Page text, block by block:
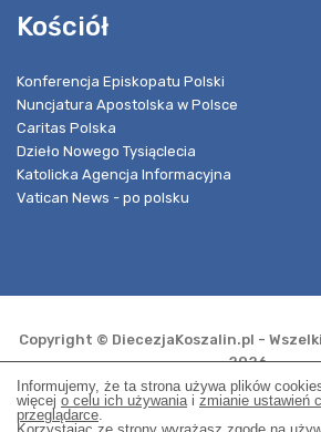
Kościół
Konferencja Episkopatu Polski
Nuncjatura Apostolska w Polsce
Caritas Polska
Dzieło Nowego Tysiąclecia
Katolicka Agencja Informacyjna
Vatican News - po polsku
Copyright © DiecezjaKoszalin.pl -
2026
Realizacja i opieka techniczna:
Informujemy, że ta strona używa plików
więcej o celu ich używaniai zmianie ustawień
przeglądarce.